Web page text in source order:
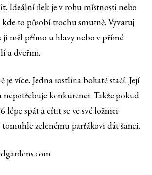
Ideální flek je v rohu místnosti nebo
kde to působí trochu smutně. Vyvaruj
ji měl přímo u hlavy nebo v přímé
a dveřmi.
je více. Jedna rostlina bohatě stačí. Její
nepotřebuje konkurenci. Takže pokud
lépe spát a cítit se ve své ložnici
tomuhle zelenému parťákovi dát šanci.